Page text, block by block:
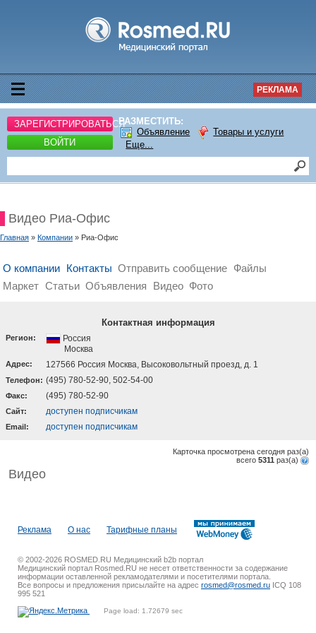
РЕКЛАМА
ЗАРЕГИСТРИРОВАТЬСЯ
ВОЙТИ
РАЗМЕСТИТЬ:
Объявление
Товары и услуги
Еще...
Видео Риа-Офис
Главная » Компании » Риа-Офис
О компании Контакты Отправить сообщение Файлы
Маркет Статьи Объявления Видео Фото
Контактная информация
Регион:
Россия
Москва
Адрес: 127566 Россия Москва, Высоковольтный проезд, д. 1
Телефон: (495) 780-52-90, 502-54-00
Факс: (495) 780-52-90
Cайт: доступен подписчикам
Email: доступен подписчикам
Карточка просмотрена сегодня раз(a)
всего 5311 раз(a)
Видео
Реклама О нас Тарифные планы
© 2002-2026 ROSMED.RU Медицинский b2b портал
Медицинский портал Rosmed.RU не несет ответственности за содержание
информации оставленной рекламодателями и посетителями портала.
Все вопросы и предложения присылайте на адрес rosmed@rosmed.ru ICQ 108
995 521
Page load: 1.72679 sec